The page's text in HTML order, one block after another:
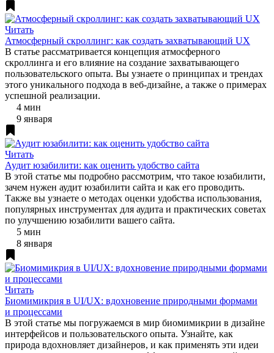
Читать
Атмосферный скроллинг: как создать захватывающий UX
В статье рассматривается концепция атмосферного
скроллинга и его влияние на создание захватывающего
пользовательского опыта. Вы узнаете о принципах и трендах
этого уникального подхода в веб-дизайне, а также о примерах
успешной реализации.
4 мин
9 января
Читать
Аудит юзабилити: как оценить удобство сайта
В этой статье мы подробно рассмотрим, что такое юзабилити,
зачем нужен аудит юзабилити сайта и как его проводить.
Также вы узнаете о методах оценки удобства использования,
популярных инструментах для аудита и практических советах
по улучшению юзабилити вашего сайта.
5 мин
8 января
Читать
Биомимикрия в UI/UX: вдохновение природными формами
и процессами
В этой статье мы погружаемся в мир биомимикрии в дизайне
интерфейсов и пользовательского опыта. Узнайте, как
природа вдохновляет дизайнеров, и как применять эти идеи